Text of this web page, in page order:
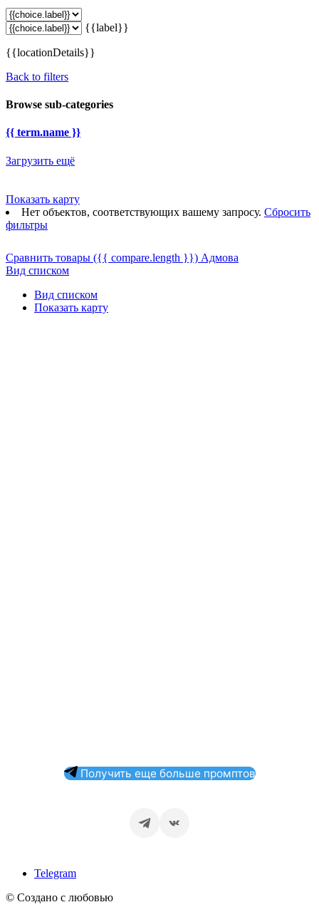
{{label}}
{{locationDetails}}
Back to filters
Browse sub-categories
{{ term.name }}
Загрузить ещё
Показать карту
Нет объектов, соответствующих вашему запросу. Сбросить
фильтры
Сравнить товары ({{ compare.length }}) Адмова
Вид списком
Вид списком
Показать карту
Получить еще больше промптов
Telegram
© Создано с любовью